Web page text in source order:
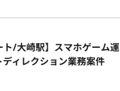
ト/大崎駅】スマホゲーム運
ィレクション業務案件